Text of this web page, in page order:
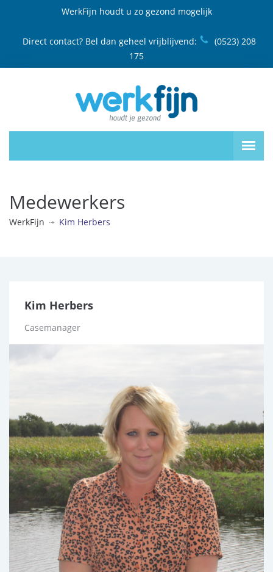
WerkFijn houdt u zo gezond mogelijk
Direct contact? Bel dan geheel vrijblijvend:
(0523) 208
175
Medewerkers
WerkFijn Kim Herbers
Kim Herbers
Casemanager